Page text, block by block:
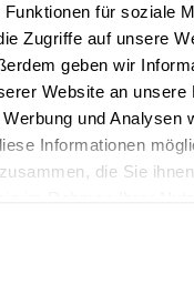
für soziale
Zugriffe auf unsere
geben wir
Website an unsere
und Analysen
Informationen
die Sie
In den